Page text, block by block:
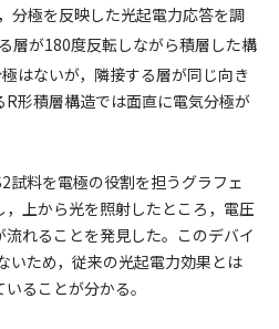
分極を反映した光起電力応答を調
層が180度反転しながら積層した構
はないが，隣接する層が同じ向き
形積層構造では面直に電気分極が
試料を電極の役割を担うグラフェ
上から光を照射したところ，電圧
れることを発見した。このデバイ
いため，従来の光起電力効果とは
ることが分かる。